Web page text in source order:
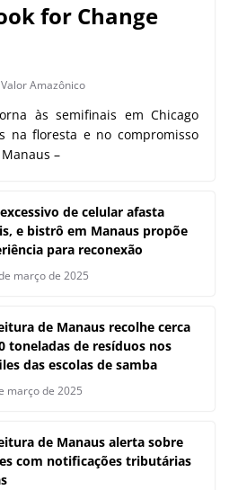
for Change
Valor Amazônico
às semifinais em Chicago
na floresta e no compromisso
–
de celular afasta
e bistrô em Manaus propõe
para reconexão
março de 2025
de Manaus recolhe cerca
toneladas de resíduos nos
das escolas de samba
março de 2025
de Manaus alerta sobre
com notificações tributárias